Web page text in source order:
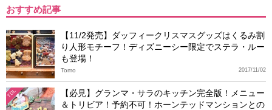
おすすめ記事
【11/2発売】ダッフィークリスマスグッズはくるみ割
り人形モチーフ！ディズニーシー限定でステラ・ルー
も登場！
2017/11/02
Tomo
TDL
【必見】グランマ・サラのキッチン完全版！メニュー
＆トリビア！予約不可！ホーンテッドマンションとの